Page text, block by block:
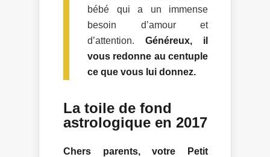
bébé qui a un immense
besoin d’amour et
d’attention. Généreux, il
vous redonne au centuple
ce que vous lui donnez.
La toile de fond
astrologique en 2017
Chers parents, votre Petit